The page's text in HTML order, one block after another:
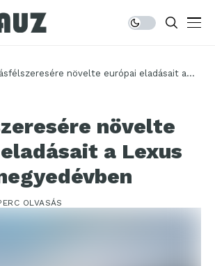
növelte európai eladásait a
növelte
a Lexus
OLVASÁS